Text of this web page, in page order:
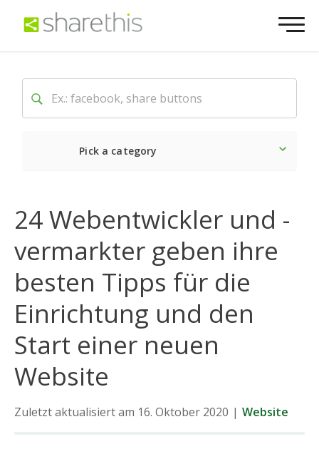
Pick a category
24 Webentwickler und -
vermarkter geben ihre
besten Tipps für die
Einrichtung und den
Start einer neuen
Website
Zuletzt aktualisiert am 16. Oktober 2020 | Website